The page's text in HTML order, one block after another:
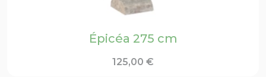
Épicéa 275 cm
125,00 €